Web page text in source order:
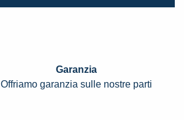
Garanzia
Offriamo garanzia sulle nostre parti